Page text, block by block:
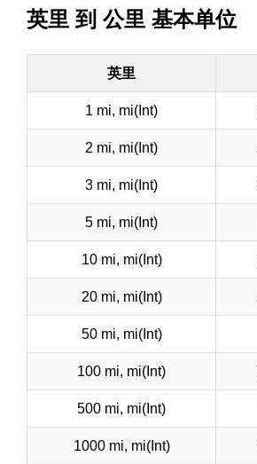
英里 到 公里 基本单位
英里
1 mi, mi(Int)
2 mi, mi(Int)
3 mi, mi(Int)
5 mi, mi(Int)
10 mi, mi(Int)
20 mi, mi(Int)
50 mi, mi(Int)
100 mi, mi(Int)
500 mi, mi(Int)
1000 mi, mi(Int)